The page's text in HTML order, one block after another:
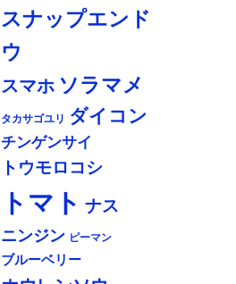
スナップエンド
ウ
スマホ ソラマメ
タカサゴユリ ダイコン
チンゲンサイ
トウモロコシ
トマト ナス
ニンジン ピーマン
ブルーベリー